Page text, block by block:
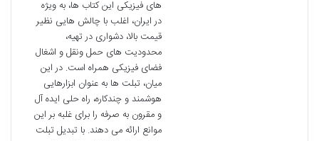
های فیزیکی این کتاب ها، به ویژه
در ایران، اغلب با چالش هایی نظیر
قیمت بالا، دشواری در تهیه،
محدودیت های حمل ونقل و اشغال
فضای فیزیکی همراه است. در این
میان، تبلت ها به عنوان ابزارهایی
هوشمند و چندکاره، راه حلی ایده آل
و مقرون به صرفه را برای غلبه بر این
موانع ارائه می دهند. با تبدیل تبلت